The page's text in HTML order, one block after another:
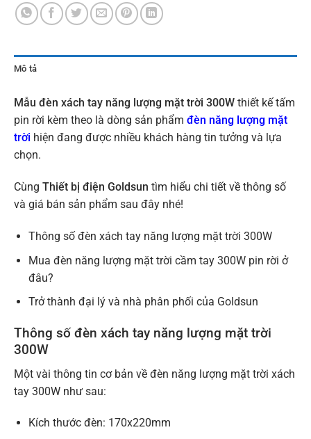
Mô tả
Mẫu đèn xách tay năng lượng mặt trời 300W thiết kế tấm
pin rời kèm theo là dòng sản phẩm đèn năng lượng mặt
trời hiện đang được nhiều khách hàng tin tưởng và lựa
chọn.
Cùng Thiết bị điện Goldsun tìm hiểu chi tiết về thông số
và giá bán sản phẩm sau đây nhé!
Thông số đèn xách tay năng lượng mặt trời 300W
Mua đèn năng lượng mặt trời cầm tay 300W pin rời ở
đâu?
Trở thành đại lý và nhà phân phối của Goldsun
Thông số đèn xách tay năng lượng mặt trời
300W
Một vài thông tin cơ bản về đèn năng lượng mặt trời xách
tay 300W như sau:
Kích thước đèn: 170x220mm